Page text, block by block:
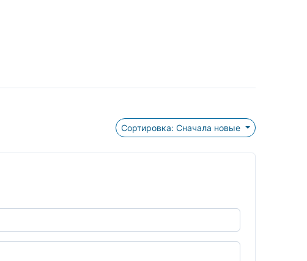
Сортировка: Сначала новые